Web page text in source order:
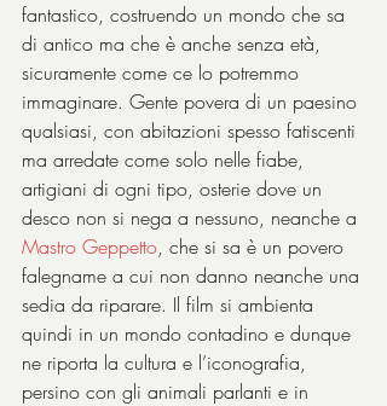
fantastico, costruendo un mondo che sa
di antico ma che è anche senza età,
sicuramente come ce lo potremmo
immaginare. Gente povera di un paesino
qualsiasi, con abitazioni spesso fatiscenti
ma arredate come solo nelle fiabe,
artigiani di ogni tipo, osterie dove un
desco non si nega a nessuno, neanche a
Mastro Geppetto, che si sa è un povero
falegname a cui non danno neanche una
sedia da riparare. Il film si ambienta
quindi in un mondo contadino e dunque
ne riporta la cultura e l’iconografia,
persino con gli animali parlanti e in